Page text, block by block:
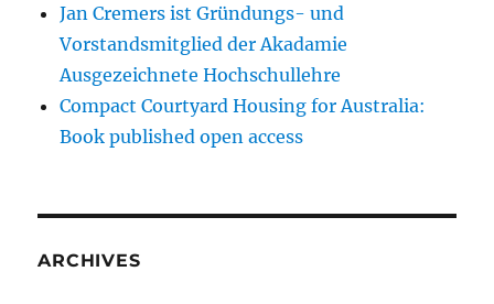
Jan Cremers ist Gründungs- und
Vorstandsmitglied der Akadamie
Ausgezeichnete Hochschullehre
Compact Courtyard Housing for Australia:
Book published open access
ARCHIVES